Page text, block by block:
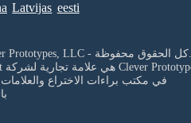
Latvijas eesti
© 2026 - Clever Prototypes, LLC - كل الحقوق محفوظة.
StoryboardThat هي علامة تجارية لشركة Clever